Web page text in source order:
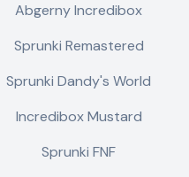
Abgerny Incredibox
Sprunki Remastered
Sprunki Dandy's World
Incredibox Mustard
Sprunki FNF